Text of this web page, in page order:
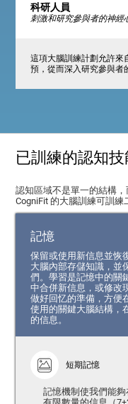
科研人員
刺激和研究參與者的神經
這項大腦訓練計劃允許來
預，從而深入研究參與者
已訓練的認知技
認知區域不是單一的結構
CogniFit 的大腦訓練可訓練
記憶
保留或使用新信息並恢
大腦內部存儲知識，並
們。學習是記憶中的關
中合併新信息，或修改
做好回忆的準備，方便
使用的關鍵大腦結構，
的信息。
短期記憶
記憶機制使我們能